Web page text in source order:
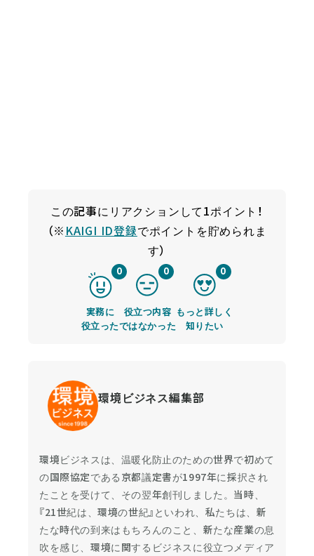
この記事にリアクションして1ポイント！
（※ KAIGI ID登録でポイントを貯められま
す）
0
実務に
役立った
0
役立つ内容
ではなかった
0
もっと詳しく
知りたい
環境ビジネス編集部
環境ビジネスは、温暖化防止のための世界で初めて
の国際協定である京都議定書が1997年に採択され
たことを受けて、その翌年創刊しました。当時、
『21世紀は、環境の世紀』といわれ、私たちは、新
たな時代の到来はもちろんのこと、新たな産業の息
吹を感じ、環境に関するビジネスに役立つメディア